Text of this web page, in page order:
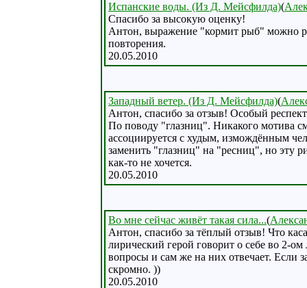
Испанские воды. (Из Д. Мейсфилда)(
Спасибо за высокую оценку!
Антон, выражение "кормит рыб" можно
повторения.
20.05.2010
Западный ветер. (Из Д. Мейсфилда)(
Антон, спасибо за отзыв! Особый
По поводу "глазниц". Никакого мотива
ассоциируется с худым, измождённым
заменить "глазниц" на "ресниц", но эту
как-то не хочется.
20.05.2010
Во мне сейчас живёт такая сила...(
Антон, спасибо за тёплый отзыв! Что
лирический герой говорит о себе во 2-
вопросы и сам же на них отвечает. Если
скромно. ))
20.05.2010